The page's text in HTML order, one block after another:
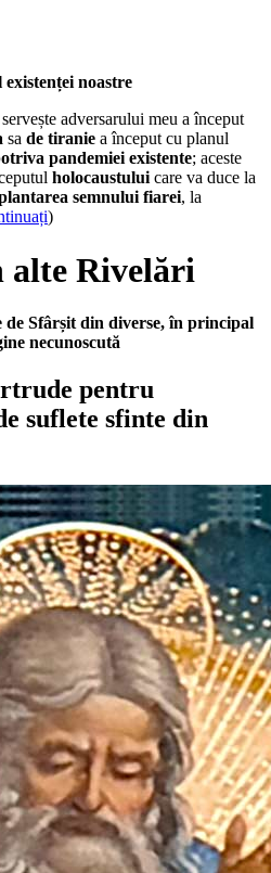
noastre
adversarului meu a început
sa de tiranie a început cu planul
pandemiei existente; aceste
holocaustului care va duce la
semnului fiarei, la
)
alte Rivelări
Sfârșit din diverse, în principal
necunoscută
pentru
suflete sfinte din